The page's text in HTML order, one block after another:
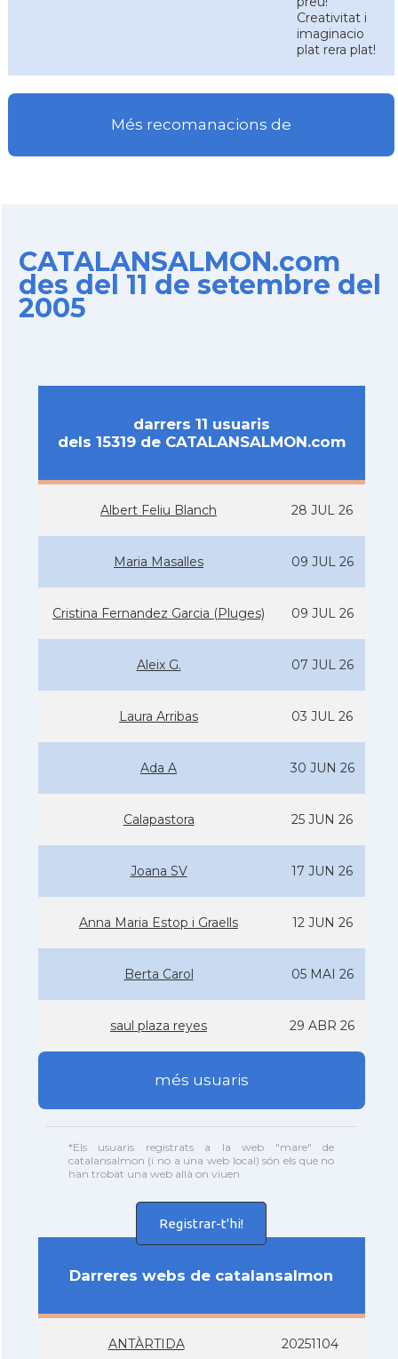
Creativitat i
imaginacio
plat rera plat!
Més recomanacions de
CATALANSALMON.com
des del 11 de setembre del
2005
darrers 11 usuaris
dels 15319 de CATALANSALMON.com
Albert Feliu Blanch 28 JUL 26
Maria Masalles 09 JUL 26
Cristina Fernandez Garcia (Pluges) 09 JUL 26
Aleix G. 07 JUL 26
Laura Arribas 03 JUL 26
Ada A 30 JUN 26
Calapastora 25 JUN 26
Joana SV 17 JUN 26
Anna Maria Estop i Graells 12 JUN 26
Berta Carol 05 MAI 26
saul plaza reyes 29 ABR 26
més usuaris
*Els usuaris registrats a la web "mare" de
catalansalmon (i no a una web local) són els que no
han trobat una web allà on viuen
Registrar-t'hi!
Darreres webs de catalansalmon
ANTÀRTIDA 20251104